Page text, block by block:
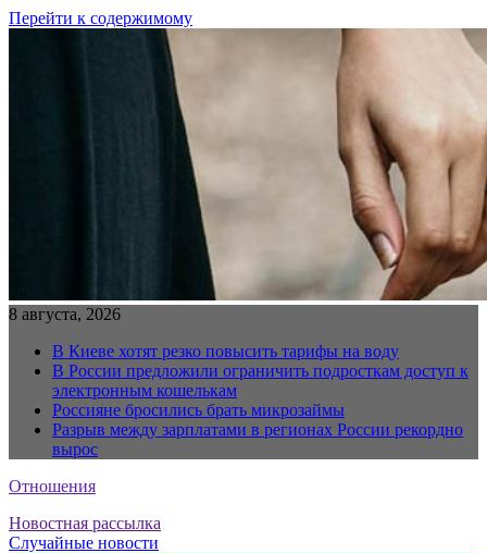
Перейти к содержимому
8 августа, 2026
В Киеве хотят резко повысить тарифы на воду
В России предложили ограничить подросткам доступ к
электронным кошелькам
Россияне бросились брать микрозаймы
Разрыв между зарплатами в регионах России рекордно
вырос
Отношения
Новостная рассылка
Случайные новости